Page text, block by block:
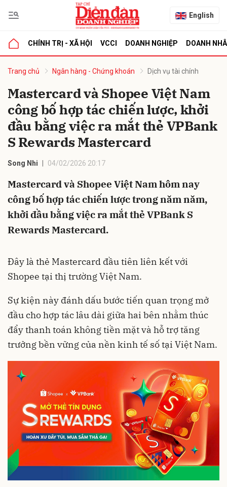
English
CHÍNH TRỊ - XÃ HỘI VCCI DOANH NGHIỆP DOANH
Trang chủ Ngân hàng - Chứng khoán Dịch vụ tài chính
Mastercard và Shopee Việt Nam
công bố hợp tác chiến lược, khởi
đầu bằng việc ra mắt thẻ VPBank
S Rewards Mastercard
Song Nhi 04/02/2026 20:17
Mastercard và Shopee Việt Nam hôm nay
công bố hợp tác chiến lược trong năm năm,
khởi đầu bằng việc ra mắt thẻ VPBank S
Rewards Mastercard.
Đây là thẻ Mastercard đầu tiên liên kết với
Shopee tại thị trường Việt Nam.
Sự kiện này đánh dấu bước tiến quan trọng mở
đầu cho hợp tác lâu dài giữa hai bên nhằm thúc
đẩy thanh toán không tiền mặt và hỗ trợ tăng
trưởng bền vững của nền kinh tế số tại Việt Nam.
luận